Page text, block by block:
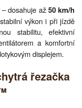
dosahuje až50 km/h
výkon i při jízdě
stabilitu, efektivní
a komfortní
displejem.
řezačka